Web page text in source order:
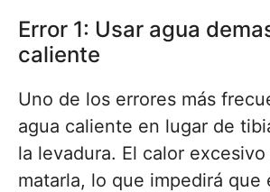
Error 1: Usar agua
caliente
Uno de los errores más
agua caliente en lugar de
la levadura. El calor
matarla, lo que impedirá que